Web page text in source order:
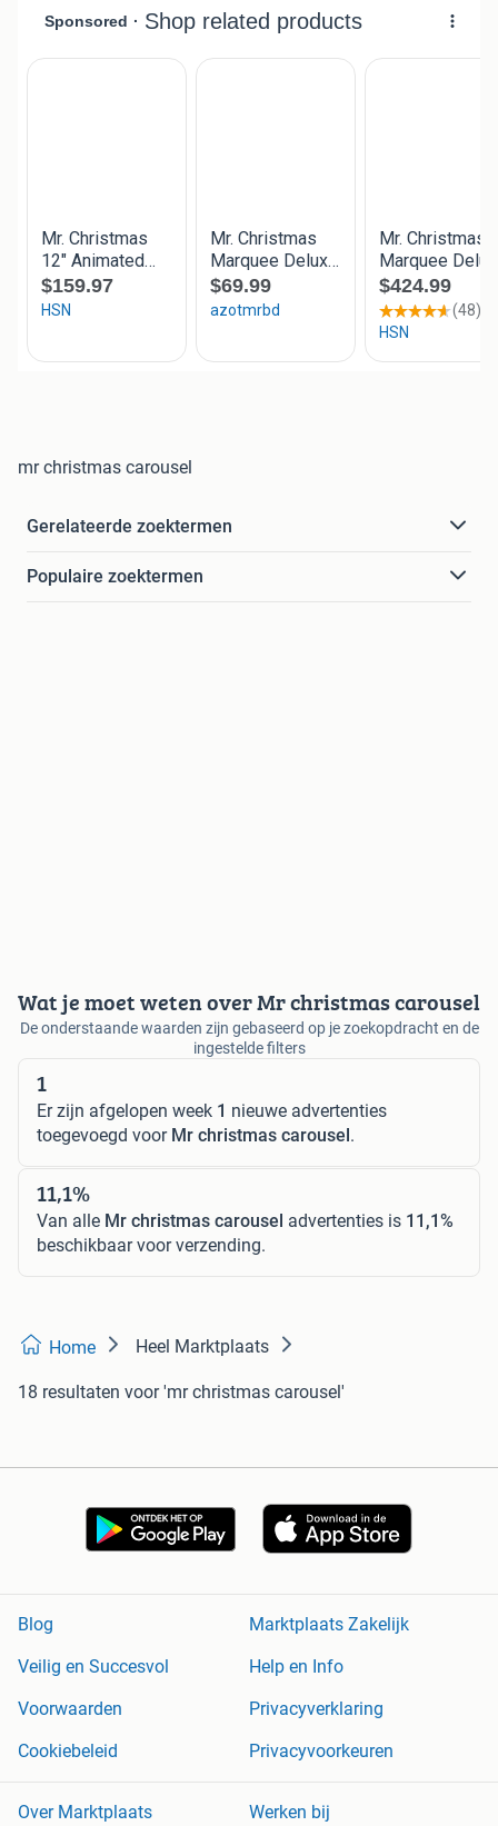
mr christmas carousel
Gerelateerde zoektermen
Populaire zoektermen
Wat je moet weten over Mr christmas carousel
De onderstaande waarden zijn gebaseerd op je zoekopdracht en de
ingestelde filters
1
Er zijn afgelopen week 1 nieuwe advertenties
toegevoegd voor Mr christmas carousel.
11,1%
Van alle Mr christmas carousel advertenties is 11,1%
beschikbaar voor verzending.
Home Heel Marktplaats
18 resultaten voor 'mr christmas carousel'
Blog
Marktplaats Zakelijk
Veilig en Succesvol
Help en Info
Voorwaarden
Privacyverklaring
Cookiebeleid
Privacyvoorkeuren
Over Marktplaats Werken bij